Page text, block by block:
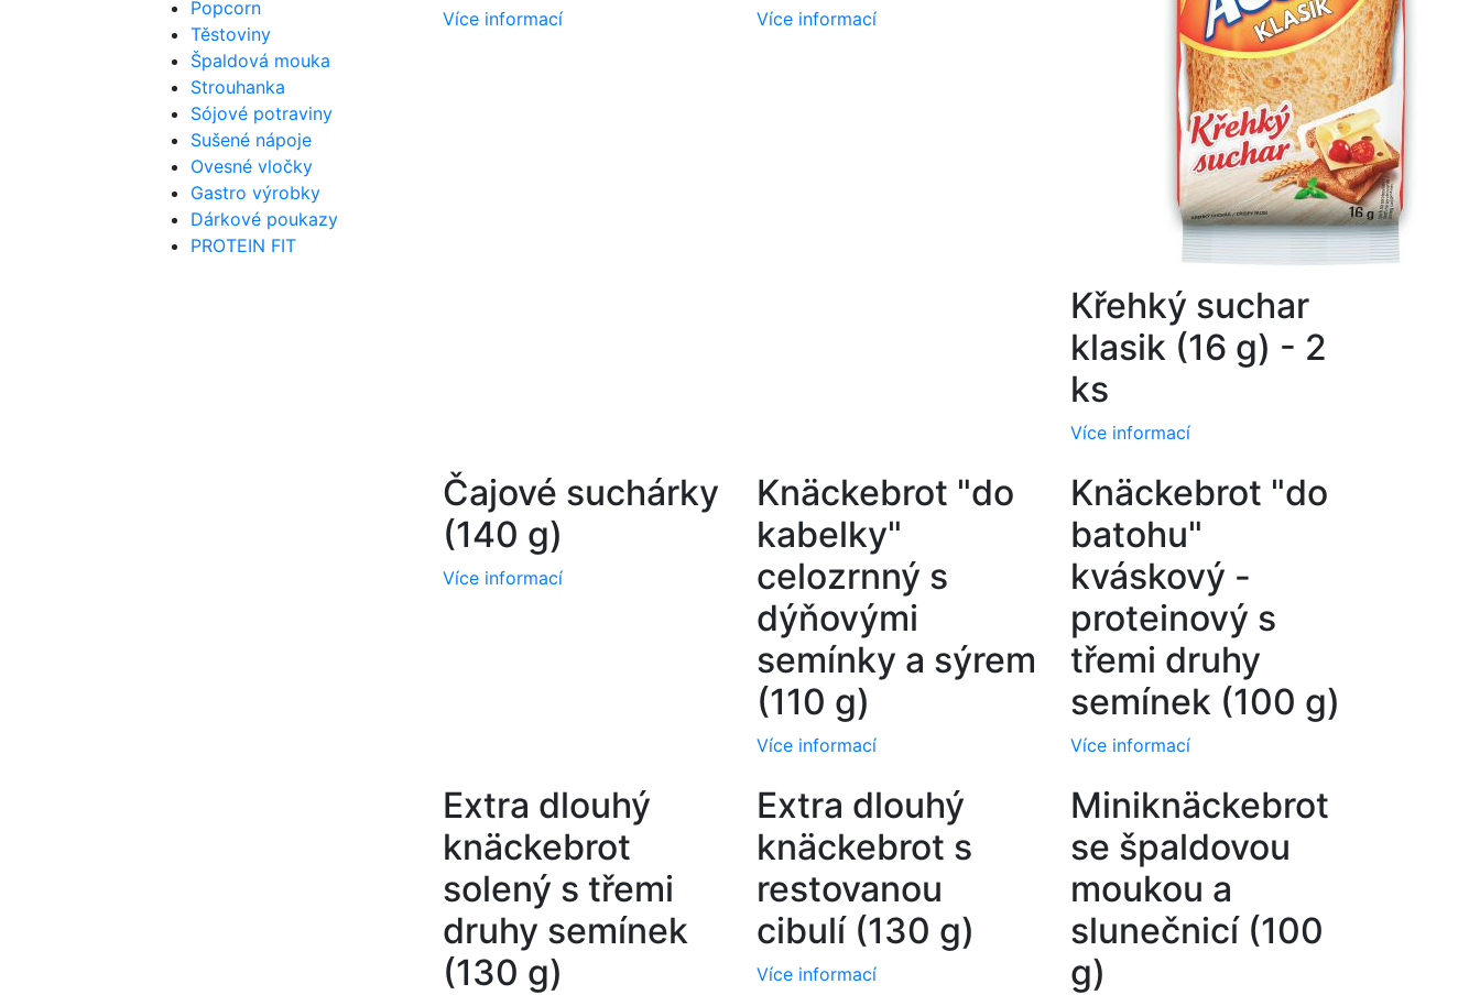
Popcorn
Těstoviny
Špaldová mouka
Strouhanka
Sójové potraviny
Sušené nápoje
Ovesné vločky
Gastro výrobky
Dárkové poukazy
PROTEIN FIT
Více informací Více informací
Křehký suchar
klasik (16 g) - 2
ks
Více informací
Čajové suchárky
(140 g)
Více informací
Knäckebrot "do
kabelky"
celozrnný s
dýňovými
semínky a sýrem
(110 g)
Více informací
Knäckebrot "do
batohu"
kváskový -
proteinový s
třemi druhy
semínek (100 g)
Více informací
Extra dlouhý
knäckebrot
solený s třemi
druhy semínek
(130 g)
Extra dlouhý
knäckebrot s
restovanou
cibulí (130 g)
Více informací
Miniknäckebrot
se špaldovou
moukou a
slunečnicí (100
g)